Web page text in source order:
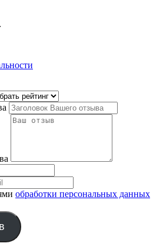
обработки персональных данных